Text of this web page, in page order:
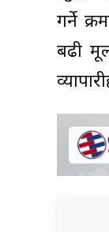
गर्ने
बढी